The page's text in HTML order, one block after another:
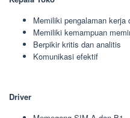
Memiliki pengalaman
Memiliki kemampuan
Berpikir kritis dan analitis
Komunikasi efektif
Driver